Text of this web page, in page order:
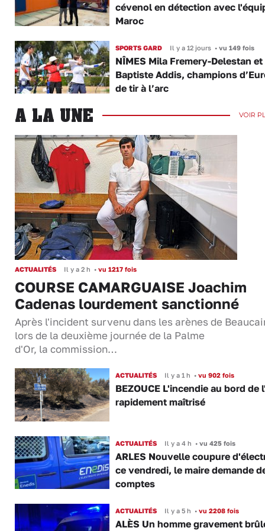
cévenol en détection avec
Maroc
SPORTS GARD Il y a 12 jours •vu 149 fois
NÎMES Mila Fremery-Delestan et
Baptiste Addis, champions
de tir à l’arc
A LA UNE VOIR
ACTUALITÉS Il y a 2 h • vu 1217 fois
COURSE CAMARGUAISE Joachim
Cadenas lourdement sanctionné
Après l'incident survenu dans les arènes de
lors de la deuxième journée de la Palme
d'Or, la commission…
ACTUALITÉS Il y a 1 h •vu 902 fois
BEZOUCE L'incendie au bord de
rapidement maîtrisé
ACTUALITÉS Il y a 4 h •vu 425 fois
ARLES Nouvelle coupure
ce vendredi, le maire demande
comptes
ACTUALITÉS Il y a 5 h •vu 2208 fois
ALÈS Un homme gravement